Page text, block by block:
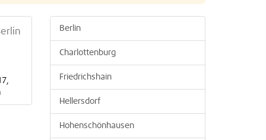
Berlin
Charlottenburg
Friedrichshain
Hellersdorf
Hohenschönhausen